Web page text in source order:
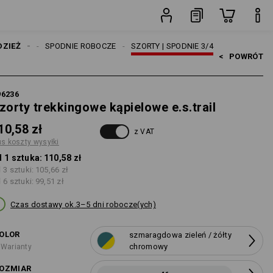
SZORTY | SPODNIE 3/4
SPODNIE ROBOCZE
< POWRÓT
trekkingowe kąpielowe e.s.trail
zł
koszty wysyłki
z VAT
1 sztuka: 110,58 zł
3 sztuki: 105,66 zł
6 sztuki: 99,51 zł
Czas dostawy ok.3–5 dni robocze(ych)
szmaragdowa zieleń / żółty
chromowy